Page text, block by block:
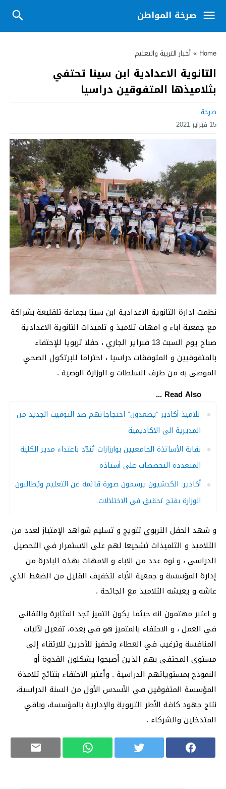
صرخة المواطن
Home
» أخبار التربية والتعليم
التانوية الاعدادية ابن سينا تحتفي
بثلاميذها المتفوقين دراسيا
صرخة
15 فبراير 2021
نظمت ادارة الثانوية الاعدادية ابن سينا بجماعة تلقليعة بشراكة
مع جمعية اباء و امهات تلاميذ و ثلميذات التانوية الاعدادية
صباح يوم السبت 13 فبراير الجاري ، حفلا تربويا للإحتفاء
بالمتفوقيين و المتوفقات دراسيا ، احتراما للبرتكول الصحي
الموصى به من طرف السلطات و الوزارة الوصية .
Read Also ...
تلاميذ أكادير ”يصعدون” احتجاجاتهم ضد التوقيت الجديد من
المديرية الى الاكاديمية
نقابة الأساتذة الجامعيين بوارزازات تُندّد باعتداء مدير الكلية
المتعددة التخصصات على أستاذة
أكادير: الكدشيون يرسمون صورة قاتمة عن التعليم ويُطالبون
الوزارة بفتح تحقيق في الاختلالات.
و شهد الحفل التربوي تتويج و تسليم شواهد الإمتياز لعدد من
الثلاميذ و الثلميذات تشجيعا لهم على الاستمرار في التحصيل
الدراسي ، و نوه عدد من الاباء و الامهات بهذه البادرة من
إدارة المؤسسة و جمعية الأباء لتخفيف القليل من الضغط الذي
عاشه و يعيشه الثلاميذ مع الجائحة .
و اعتبر مهتمون انه حيثما يكون التميز تجد المثابرة والتفاني
في العمل ، و الاحتفاء بالمتميز هو في بعده، تفعيل لآليات
المنافسة وترغيب في العطاء وتحفيز للآخرين للارتقاء إلى
مستوى المحتفى بهم الذين أصبحوا يشكلون القدوة أو
النموذج بمستوياتهم الدراسية . وأعتبر الاحتفاء بنتائج تلامذة
المؤسسة المتفوقين في الأسدس الأول من السنة الدراسية،
نتاج جهود كافة الأطر التربوية والإدارية بالمؤسسة، وباقي
المتدخلين والشركاء .